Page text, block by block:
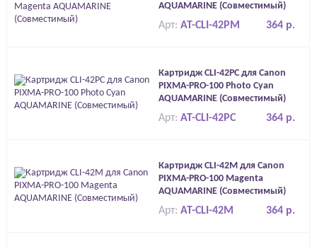
AQUAMARINE (Совместимый)
364 р.
Арт: AT-CLI-42PM
Картридж CLI-42PC для Canon
PIXMA-PRO-100 Photo Cyan
AQUAMARINE (Совместимый)
364 р.
Арт: AT-CLI-42PC
Картридж CLI-42M для Canon
PIXMA-PRO-100 Magenta
AQUAMARINE (Совместимый)
364 р.
Арт:AT-CLI-42M